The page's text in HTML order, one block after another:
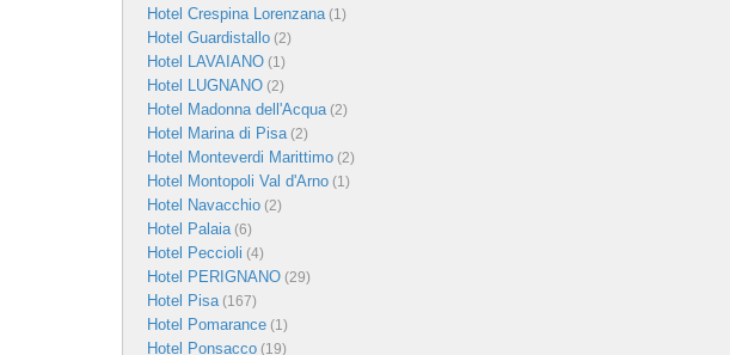
Hotel Crespina Lorenzana(1)
Hotel Guardistallo (2)
Hotel LAVAIANO (1)
Hotel LUGNANO (2)
Hotel Madonna dell'Acqua(2)
Hotel Marina di Pisa(2)
Hotel Monteverdi Marittimo (2)
Hotel Montopoli Val d'Arno (1)
Hotel Navacchio (2)
Hotel Palaia(6)
Hotel Peccioli (4)
Hotel PERIGNANO (29)
Hotel Pisa(167)
Hotel Pomarance (1)
Hotel Ponsacco (19)